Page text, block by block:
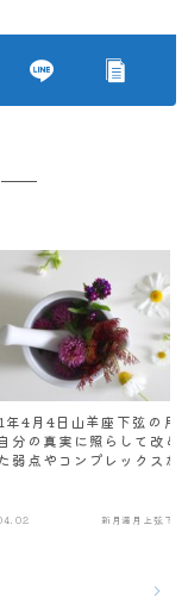
4月4日山羊座下弦の月
分の真実に照らして改め
弱点やコンプレックスが
新月満月上弦下